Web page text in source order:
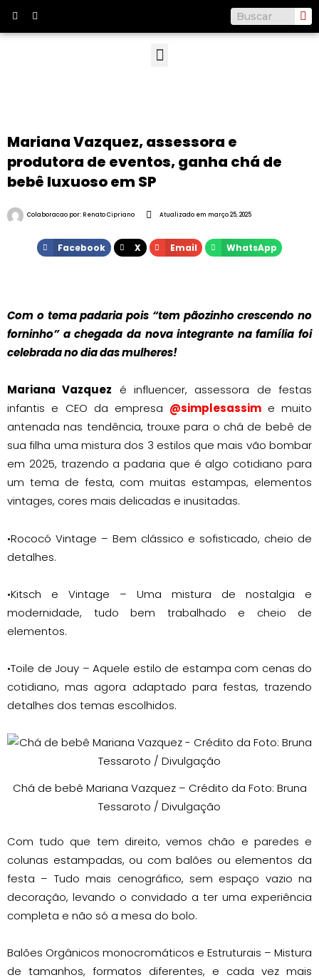
I
n
s
I
c
o
Pesquisar
Menu
Mariana Vazquez, assessora e
produtora de eventos, ganha chá de
bebê luxuoso em SP
Colaboracao por: Renato Cipriano Atualizado em março 25, 2025
Facebook X Email WhatsApp
Com o tema padaria pois “tem pãozinho crescendo no
forninho” a chegada da nova integrante na família foi
celebrada no dia das mulheres!
Mariana Vazquez é influencer, assessora de festas
infantis e CEO da empresa @simplesassim e muito
antenada nas tendência, trouxe para o chá de bebê de
sua filha uma mistura dos 3 estilos que mais vão bombar
em 2025, trazendo a padaria que é algo cotidiano para
um tema de festa, com muitas estampas, elementos
vintages, cores mais delicadas e inusitadas.
•Rococó Vintage – Bem clássico e sofisticado, cheio de
detalhes.
•Kitsch e Vintage – Uma mistura de nostalgia e
modernidade, tudo bem trabalhado e cheio de
elementos.
•Toile de Jouy – Aquele estilo de estampa com cenas do
cotidiano, mas agora adaptado para festas, trazendo
detalhes dos temas escolhidos.
Chá de bebê Mariana Vazquez – Crédito da Foto: Bruna
Tessaroto / Divulgação
Com tudo que tem direito, vemos chão e paredes e
colunas estampadas, ou com balões ou elementos da
festa – Tudo mais cenográfico, sem espaço vazio na
decoração, levando o convidado a ter uma experiência
completa e não só a mesa do bolo.
Balões Orgânicos monocromáticos e Estruturais – Mistura
de tamanhos, formatos diferentes, e cada vez mais